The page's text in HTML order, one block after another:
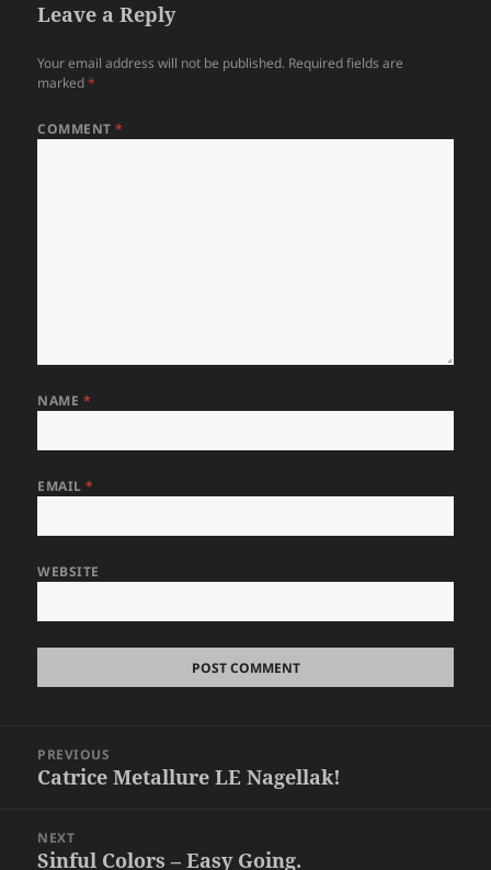
Leave a Reply
Your email address will not be published. Required fields are
marked*
COMMENT*
NAME *
EMAIL*
WEBSITE
navigation
PREVIOUS
Previous
Catrice Metallure LE Nagellak!
NEXT
Next
Sinful Colors – Easy Going.